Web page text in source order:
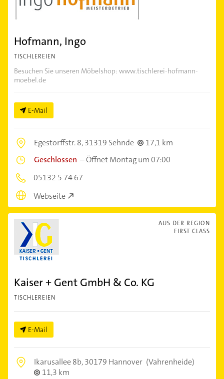
Hofmann, Ingo
TISCHLEREIEN
Besuchen Sie unseren Möbelshop: www.tischlerei-hofmann-
moebel.de
E-Mail
Egestorffstr. 8,31319 Sehnde
17,1 km
Geschlossen –Öffnet Montag um 07:00
05132 5 74 67
Webseite
AUS DER REGION
FIRST CLASS
Kaiser + Gent GmbH & Co. KG
TISCHLEREIEN
E-Mail
Ikarusallee 8b,30179 Hannover (Vahrenheide)
11,3 km